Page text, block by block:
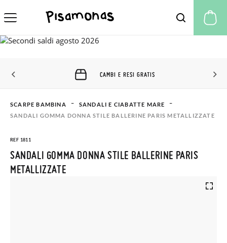
CAMBI E RESI GRATIS
SCARPE BAMBINA
SANDALI E CIABATTE MARE
SANDALI GOMMA DONNA STILE BALLERINE PARIS METALLIZZATE
REF 1811
SANDALI GOMMA DONNA STILE BALLERINE PARIS
METALLIZZATE